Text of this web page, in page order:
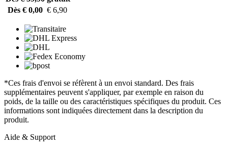
Dès € 0,00 € 6,90
*Ces frais d'envoi se réfèrent à un envoi standard. Des frais
supplémentaires peuvent s'appliquer, par exemple en raison du
poids, de la taille ou des caractéristiques spécifiques du produit. Ces
informations sont indiquées directement dans la description du
produit.
Aide & Support